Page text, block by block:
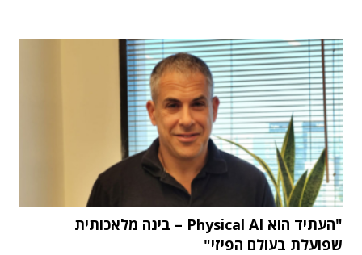
"העתיד הוא Physical AI – בינה מלאכותית
שפועלת בעולם הפיזי"